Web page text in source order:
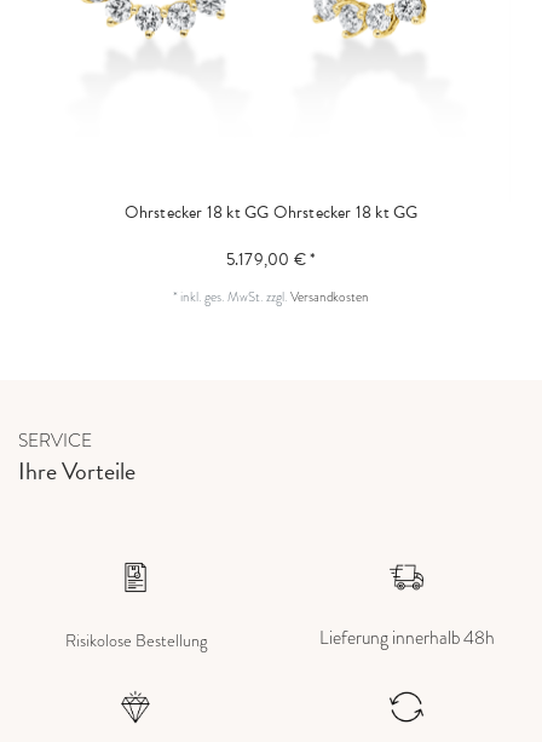
Ohrstecker 18 kt GGOhrstecker 18 kt GG
5.179,00 € *
* inkl. ges. MwSt.zzgl.Versandkosten
SERVICE
Ihre Vorteile
Risikolose Bestellung Lieferung innerhalb 48h